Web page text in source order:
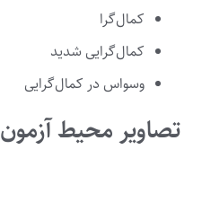
کمال‌گرا
کمال‌گرایی شدید
وسواس در کمال‌گرایی
تصاویر محیط آزمون